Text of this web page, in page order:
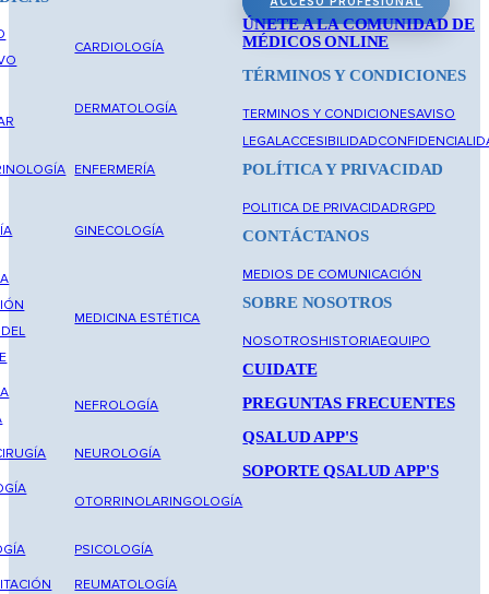
CARDIOLOGÍA
DERMATOLOGÍA
ENFERMERÍA
GINECOLOGÍA
MEDICINA ESTÉTICA
NEFROLOGÍA
NEUROLOGÍA
OTORRINOLARINGOLOGÍA
PSICOLOGÍA
REUMATOLOGÍA
ÚNETE A LA COMUNIDAD DE
MÉDICOS ONLINE
TÉRMINOS Y CONDICIONES
TERMINOS Y CONDICIONESAVISO
LEGALACCESIBILIDAD
POLÍTICA Y PRIVACIDAD
POLITICA DE PRIVACIDADRGPD
CONTÁCTANOS
MEDIOS DE COMUNICACIÓN
SOBRE NOSOTROS
NOSOTROSHISTORIAEQUIPO
CUIDATE
PREGUNTAS FRECUENTES
QSALUD APP'S
SOPORTE QSALUD APP'S